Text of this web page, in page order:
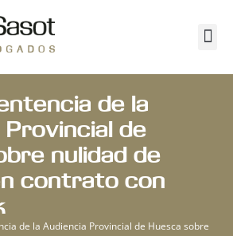
de la
de
nulidad de
contrato con
de la Audiencia Provincial de Huesca sobre